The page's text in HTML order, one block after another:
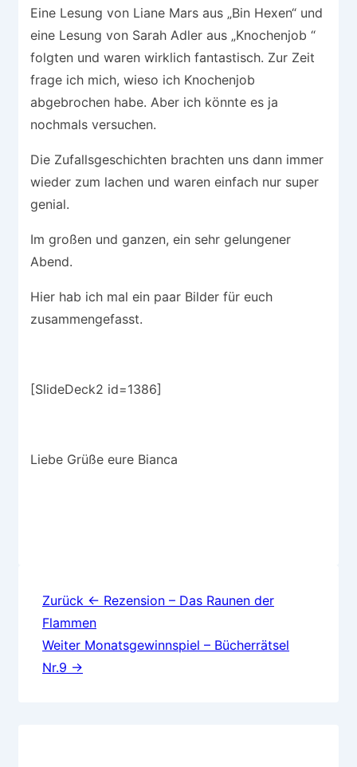
Eine Lesung von Liane Mars aus „Bin Hexen“ und
eine Lesung von Sarah Adler aus „Knochenjob “
folgten und waren wirklich fantastisch. Zur Zeit
frage ich mich, wieso ich Knochenjob
abgebrochen habe. Aber ich könnte es ja
nochmals versuchen.
Die Zufallsgeschichten brachten uns dann immer
wieder zum lachen und waren einfach nur super
genial.
Im großen und ganzen, ein sehr gelungener
Abend.
Hier hab ich mal ein paar Bilder für euch
zusammengefasst.
[SlideDeck2 id=1386]
Liebe Grüße eure Bianca
Beitragsnavigation
Zurück ← Rezension – Das Raunen der
Flammen
Weiter Monatsgewinnspiel – Bücherrätsel
Nr.9 →